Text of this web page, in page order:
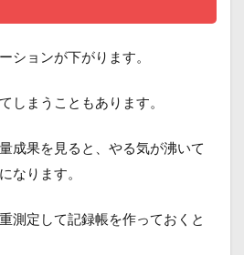
ションが下がります。
しまうこともあります。
成果を見ると、やる気が沸いて
なります。
測定して記録帳を作っておくと